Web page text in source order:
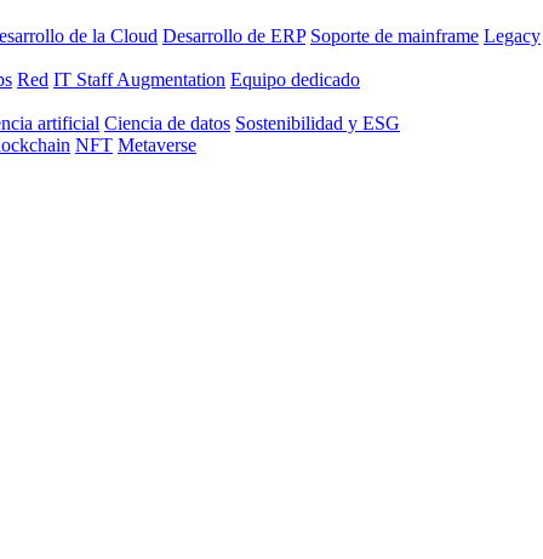
de la Cloud Desarrollo de ERP Soporte de mainframe Legacy
Red IT Staff Augmentation Equipo dedicado
artificial Ciencia de datos Sostenibilidad y ESG
NFT Metaverse